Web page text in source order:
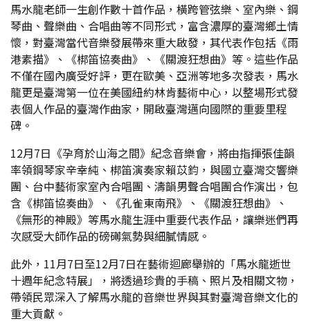
馬水龍老師一生創作數十首作品，橫跨管弦樂、室內樂、鋼
琴曲、聲樂曲、合唱曲等不同形式，富含濃厚的臺灣鄉土情
懷，對臺灣當代音樂發展帶來重大啟發，其代表作包括《雨
港素描》、《梆笛協奏曲》、《關渡狂想曲》等。這些作品
不僅在國內廣受好評，更在歐美、亞洲等地多次發表，馬水
龍更是臺灣第一位在美國紐約林肯藝術中心，以整場形式發
表個人作品的臺灣作曲家，開啟臺灣邁向國際的重要里程
碑。
12月7日《孕育於山海之間》紀念音樂會，將由指揮張佳韻
率領鋼琴家辛幸純、梆笛演奏家賴苡鈞，與國立臺灣交響樂
團、台中藝術家室內合唱團、濤韻男聲合唱團合作演出，包
含《梆笛協奏曲》、《孔雀東南飛》、《關渡狂想曲》、
《無形的神殿》等馬水龍生涯中重要代表作品，讓樂迷們再
次感受大師作品的磅礡氣勢與細膩情感。
此外，11月7日至12月7日在藝術迴廊舉辦的「馬水龍逝世
十週年紀念特展」，將透過珍貴的手稿、照片及相關文物，
帶領民眾深入了解馬水龍的音樂世界與其對臺灣音樂文化的
重大貢獻。